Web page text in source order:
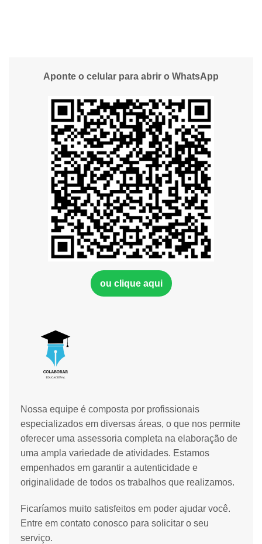
Nossa equipe é composta por profissionais
especializados em diversas áreas, o que nos permite
oferecer uma assessoria completa na elaboração de
uma ampla variedade de atividades. Estamos
empenhados em garantir a autenticidade e
originalidade de todos os trabalhos que realizamos.
Ficaríamos muito satisfeitos em poder ajudar você.
Entre em contato conosco para solicitar o seu
serviço.
Aponte o celular para abrir o WhatsApp
ou clique aqui